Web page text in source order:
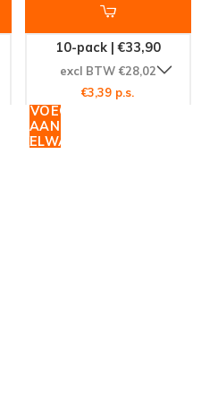
10-pack | €33,90
excl BTW €28,02
€3,39 p.s.
TOEVOEGEN
AAN
WINKELWAGEN